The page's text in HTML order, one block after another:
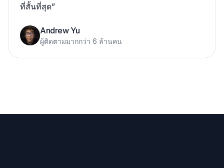
ที่สั้นที่สุด”
Andrew Yu
ผู้ติดตามมากกว่า 6 ล้านคน